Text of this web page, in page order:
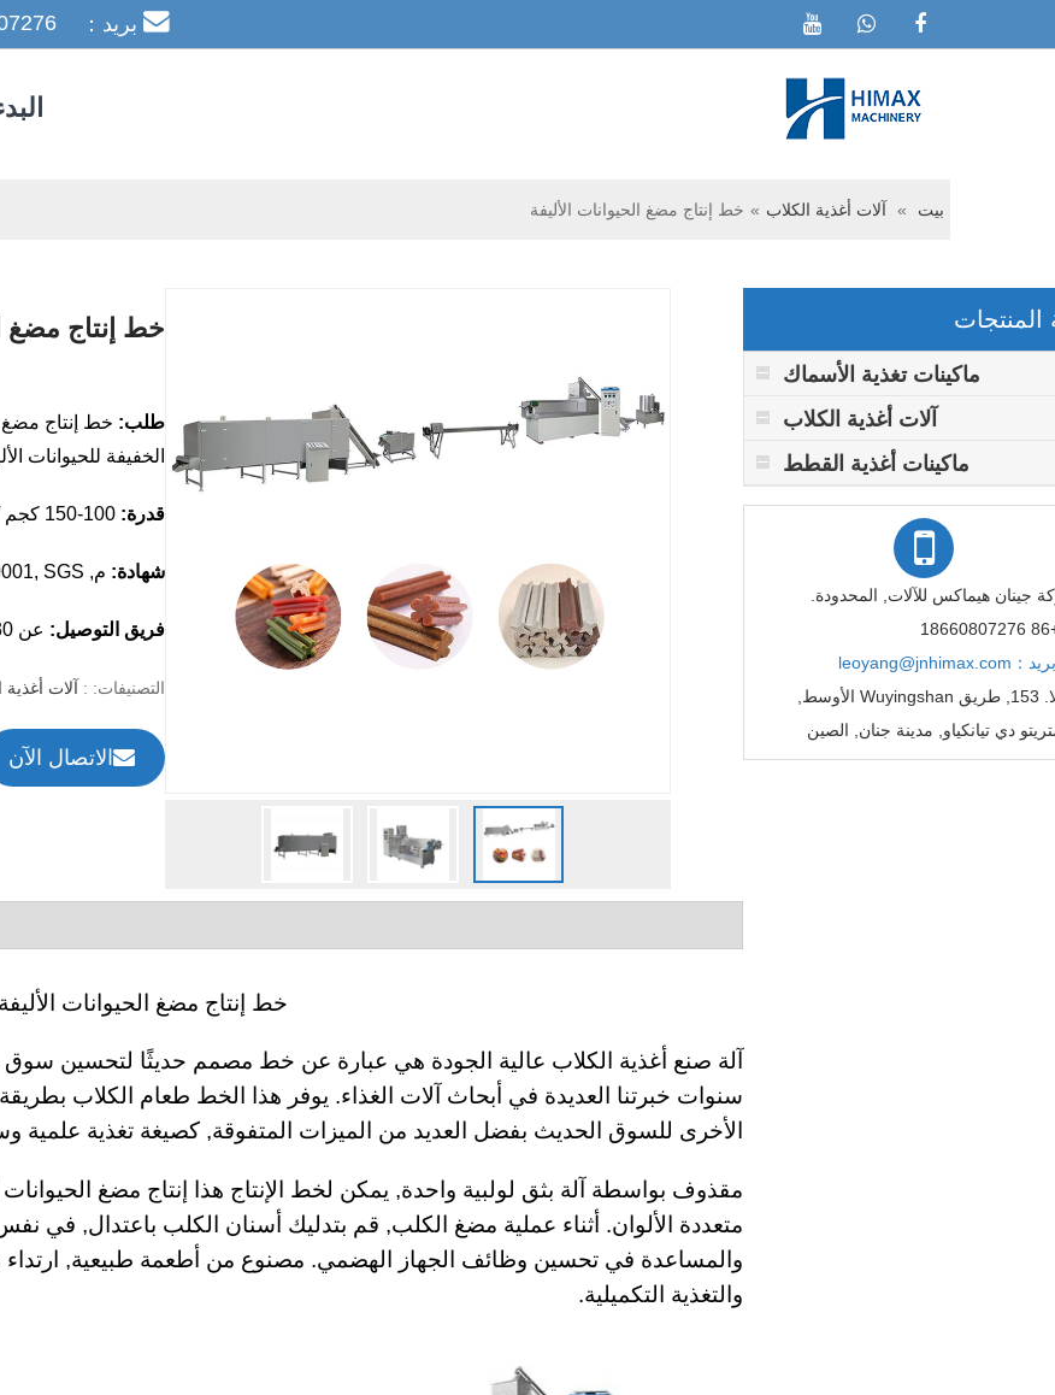
بريد：leoyang@jnhimax.com
بيت » آلات أغذية الكلاب » خط إنتاج مضغ الحيوانات الأليفة
خط إنتاج مضغ
طلب: خط إنتاج مضغ
الخفيفة للحيوانات
قدرة: 100-150 كجم / ساعة
شهادة: م, ISO9001, SGS
فريق التوصيل: عن 30 أيام
التصنيفات: : آلات أغذية
الاتصال الآن
خط إنتاج مضغ الحيوانات الأليفة
آلة صنع أغذية الكلاب عالية الجودة هي عبارة عن خط مصمم حديثًا لتحسين سوق
سنوات خبرتنا العديدة في أبحاث آلات الغذاء. يوفر هذا الخط طعام الكلاب
الأخرى للسوق الحديث بفضل العديد من الميزات المتفوقة, كصيغة تغذية علمية
مقذوف بواسطة آلة بثق لولبية واحدة, يمكن لخط الإنتاج هذا إنتاج مضغ الحيوانات
متعددة الألوان. أثناء عملية مضغ الكلب, قم بتدليك أسنان الكلب باعتدال, في
والمساعدة في تحسين وظائف الجهاز الهضمي. مصنوع من أطعمة طبيعية,
والتغذية التكميلية.
المنتجات
ماكينات تغذية الأسماك
آلات أغذية الكلاب
ماكينات أغذية القطط
جينان هيماكس للآلات, المحدودة.
+86
بريد：leoyang@jnhimax.com
لا. 153, طريق Wuyingshan الأوسط,
دي تيانكياو, مدينة جنان, الصين